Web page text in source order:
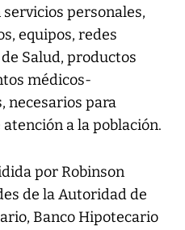
personales,
equipos, redes
Salud, productos
médicos-
necesarios para
a la población.
por Robinson
de la Autoridad de
Banco Hipotecario